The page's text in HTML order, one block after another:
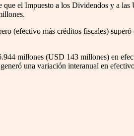
el Impuesto a los Dividendos y a
(efectivo más créditos fiscales)
millones (USD 143 millones) en
una variación interanual en